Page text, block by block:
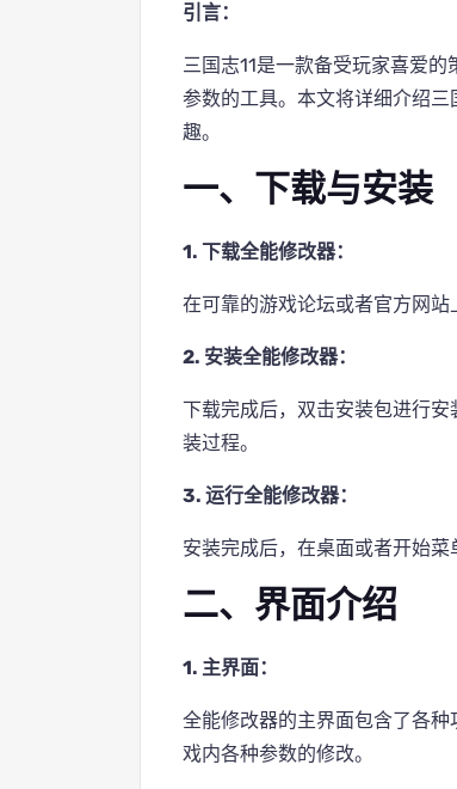
引言：
三国志11是一款备受玩家喜爱
参数的工具。本文将详细介绍
趣。
一、下载与安装
1. 下载全能修改器：
在可靠的游戏论坛或者官方网站
2. 安装全能修改器：
下载完成后，双击安装包进行
装过程。
3. 运行全能修改器：
安装完成后，在桌面或者开始菜
二、界面介绍
1. 主界面：
全能修改器的主界面包含了各
戏内各种参数的修改。